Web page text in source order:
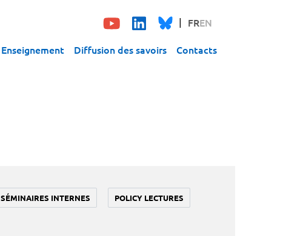
FREN
Enseignement Diffusion des savoirs Contacts
SÉMINAIRES INTERNES POLICY LECTURES